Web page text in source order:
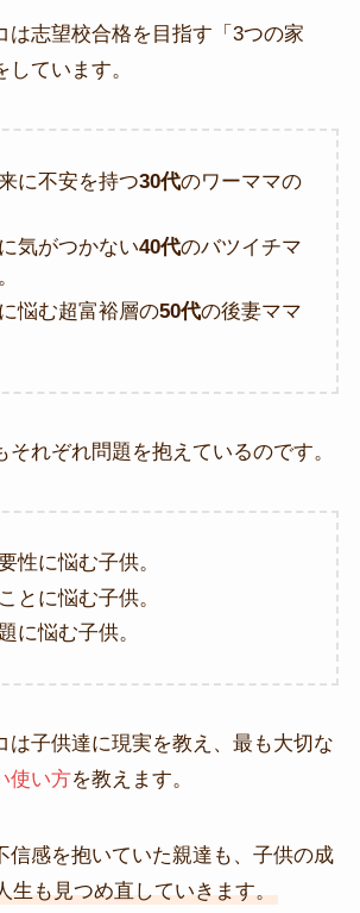
は志望校合格を目指す「3つの家
ています。
に不安を持つ30代のワーママの
気がつかない40代のバツイチマ
悩む超富裕層の50代の後妻ママ
それぞれ問題を抱えているのです。
性に悩む子供。
とに悩む子供。
に悩む子供。
は子供達に現実を教え、最も大切な
使い方を教えます。
信感を抱いていた親達も、子供の成
生も見つめ直していきます。